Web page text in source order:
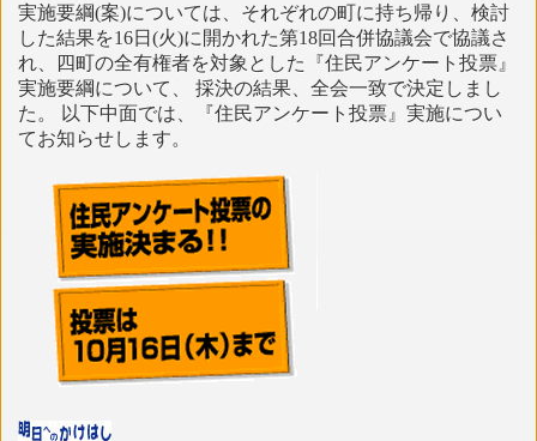
実施要綱(案)については、それぞれの町に持ち帰り、検討
した結果を16日(火)に開かれた第18回合併協議会で協議さ
れ、四町の全有権者を対象とした『住民アンケート投票』
実施要綱について、 採決の結果、全会一致で決定しまし
た。 以下中面では、『住民アンケート投票』実施につい
てお知らせします。